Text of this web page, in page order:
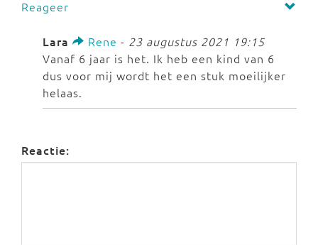
Reageer
Lara Rene - 23 augustus 2021 19:15
Vanaf 6 jaar is het. Ik heb een kind van 6
dus voor mij wordt het een stuk moeilijker
helaas.
Reactie: